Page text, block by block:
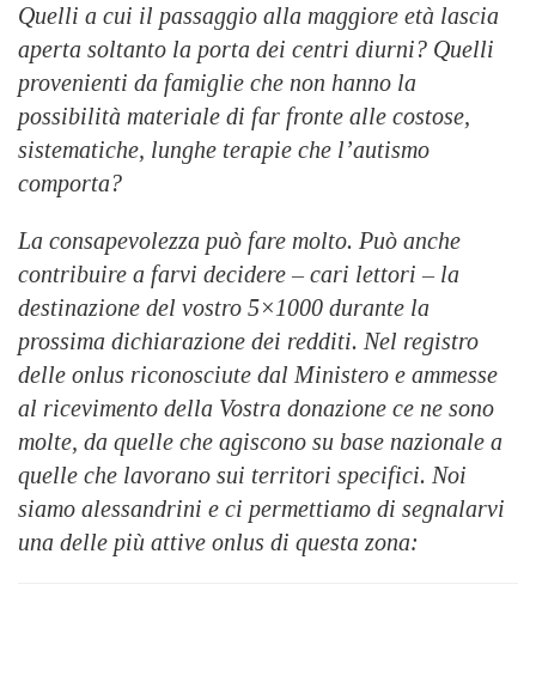
Quelli a cui il passaggio alla maggiore età lascia
aperta soltanto la porta dei centri diurni? Quelli
provenienti da famiglie che non hanno la
possibilità materiale di far fronte alle costose,
sistematiche, lunghe terapie che l’autismo
comporta?
La consapevolezza può fare molto. Può anche
contribuire a farvi decidere – cari lettori – la
destinazione del vostro 5×1000 durante la
prossima dichiarazione dei redditi. Nel registro
delle onlus riconosciute dal Ministero e ammesse
al ricevimento della Vostra donazione ce ne sono
molte, da quelle che agiscono su base nazionale a
quelle che lavorano sui territori specifici. Noi
siamo alessandrini e ci permettiamo di segnalarvi
una delle più attive onlus di questa zona: